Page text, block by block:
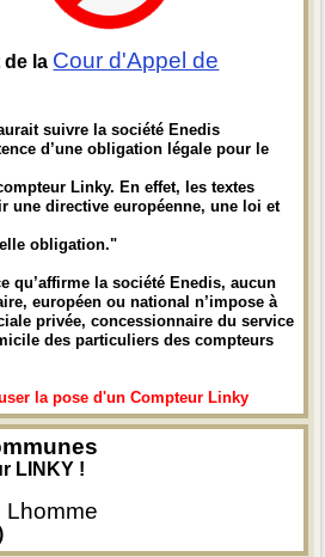
de la Cour d'Appel de
suivre la société Enedis
d’une obligation légale pour le
Linky. En effet, les textes
une directive européenne, une loi et
obligation."
qu’affirme la société Enedis, aucun
européen ou national n’impose à
privée, concessionnaire du service
des particuliers des compteurs
la pose d'un Compteur Linky
LINKY !
Lhomme